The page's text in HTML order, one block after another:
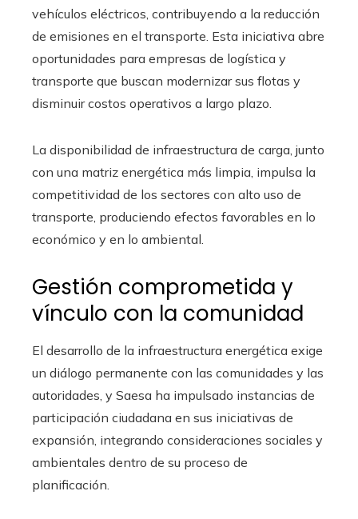
vehículos eléctricos, contribuyendo a la reducción
de emisiones en el transporte. Esta iniciativa abre
oportunidades para empresas de logística y
transporte que buscan modernizar sus flotas y
disminuir costos operativos a largo plazo.
La disponibilidad de infraestructura de carga, junto
con una matriz energética más limpia, impulsa la
competitividad de los sectores con alto uso de
transporte, produciendo efectos favorables en lo
económico y en lo ambiental.
Gestión comprometida y
vínculo con la comunidad
El desarrollo de la infraestructura energética exige
un diálogo permanente con las comunidades y las
autoridades, y Saesa ha impulsado instancias de
participación ciudadana en sus iniciativas de
expansión, integrando consideraciones sociales y
ambientales dentro de su proceso de
planificación.